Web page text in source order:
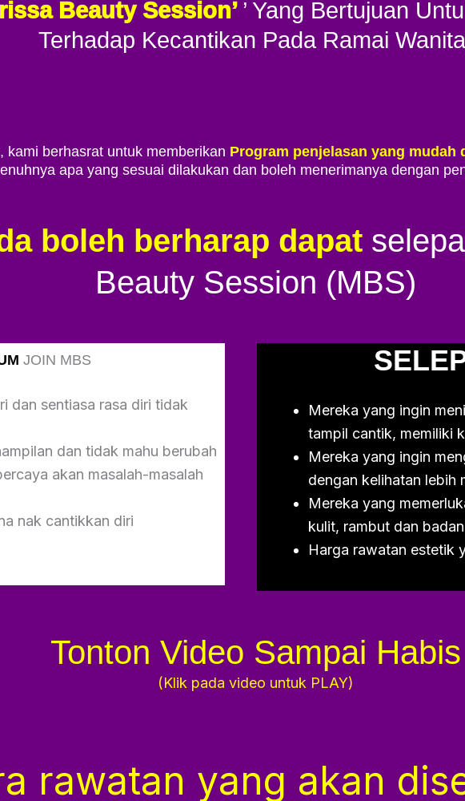
Beauty Session’ ’ Yang Bertujuan
Terhadap Kecantikan Pada Ramai
kami berhasrat untuk memberikan Program penjelasan yang mudah
apa yang sesuai dilakukan dan boleh menerimanya dengan
boleh berharap dapat
Beauty Session (MBS)
JOIN MBS
dan sentiasa rasa diri tidak
dan tidak mahu berubah
akan masalah-masalah
nak cantikkan diri
Mereka yang ingin
tampil cantik, memiliki
Mereka yang ingin
dengan kelihatan lebih
Mereka yang
kulit, rambut dan badan
Harga rawatan estetik
Tonton Video Sampai Habis
(Klik pada video untuk PLAY)
rawatan yang akan